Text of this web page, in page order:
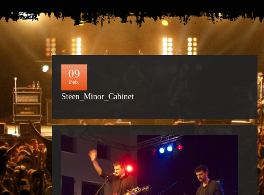
09
Feb.
Steen_Minor_Cabinet